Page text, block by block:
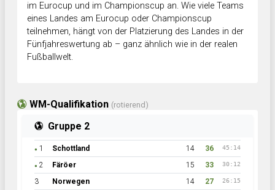
im Eurocup und im Championscup an. Wie viele Teams
eines Landes am Eurocup oder Championscup
teilnehmen, hängt von der Platzierung des Landes in der
Fünfjahreswertung ab – ganz ähnlich wie in der realen
Fußballwelt.
WM-Qualifikation (rotierend)
Gruppe 2
● 1 Schottland 14 36 45:14
● 2 Färöer 15 33 30:12
3 Norwegen 14 27 26:15